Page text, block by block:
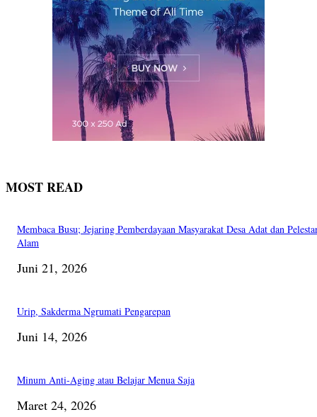
MOST READ
Membaca Busu; Jejaring Pemberdayaan Masyarakat Desa Adat dan
Alam
Juni 21, 2026
Urip, Sakderma Ngrumati Pengarepan
Juni 14, 2026
Minum Anti-Aging atau Belajar Menua Saja
Maret 24, 2026